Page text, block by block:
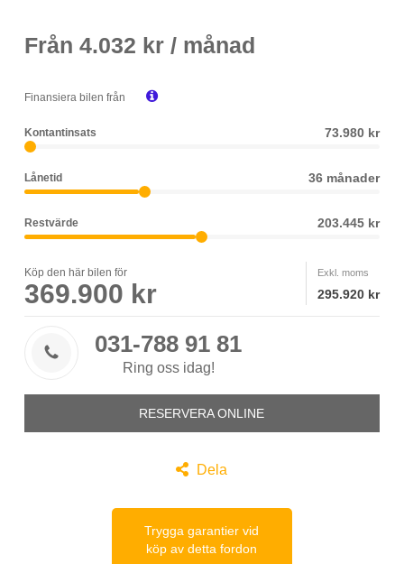
Från 4.032 kr / månad
Finansiera bilen från 
Kontantinsats 73.980 kr
Lånetid 36 månader
Restvärde 203.445 kr
Köp den här bilen för
369.900 kr
Exkl. moms
295.920 kr
 031-788 91 81
Ring oss idag!
RESERVERA ONLINE
 Dela
Trygga garantier vid
köp av detta fordon